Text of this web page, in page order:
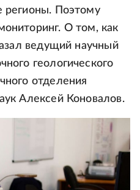
регионы. Поэтому
О том, как
ведущий научный
геологического
отделения
Алексей Коновалов.